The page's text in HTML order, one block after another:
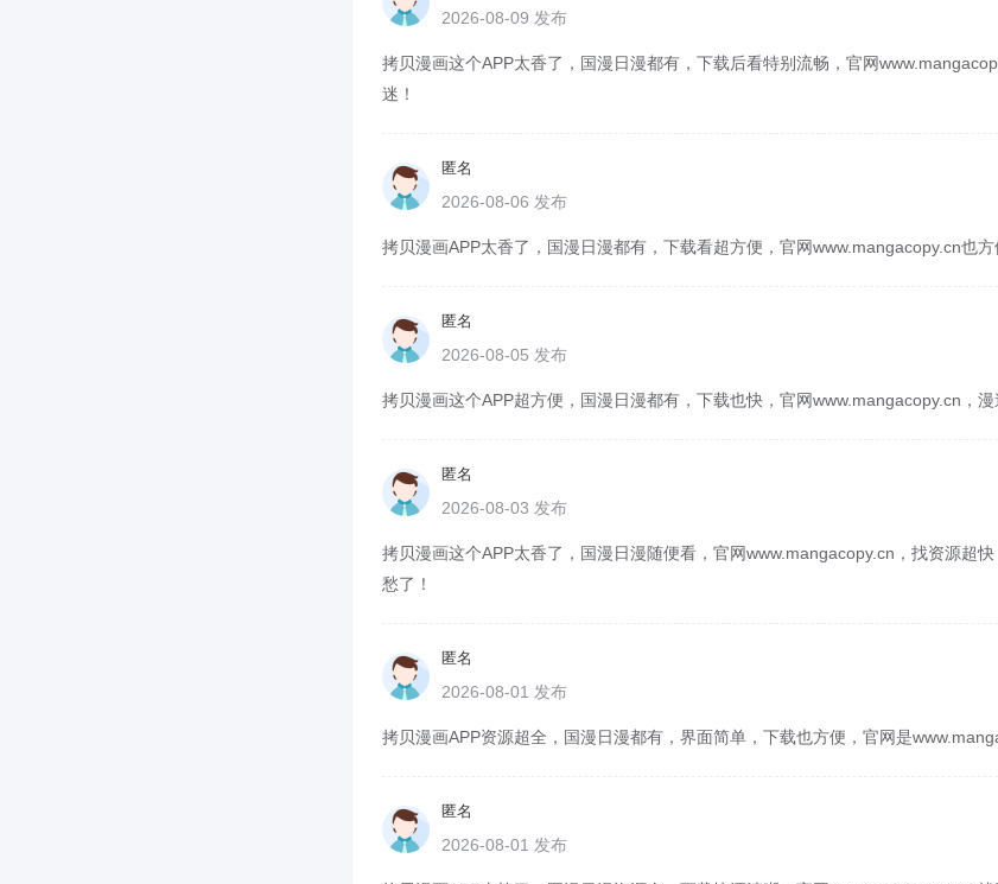
2026-08-09 发布
拷贝漫画这个APP太香了，国漫日漫都有，下载后看特别流畅，官网
迷！
匿名
2026-08-06 发布
拷贝漫画APP太香了，国漫日漫都有，下载看超方便，官网www.mangacopy.cn也方
匿名
2026-08-05 发布
拷贝漫画这个APP超方便，国漫日漫都有，下载也快，官网www.mangacopy.cn，漫
匿名
2026-08-03 发布
拷贝漫画这个APP太香了，国漫日漫随便看，官网www.mangacopy.cn，找资源超
愁了！
匿名
2026-08-01 发布
拷贝漫画APP资源超全，国漫日漫都有，界面简单，下载也方便，官网是
匿名
2026-08-01 发布